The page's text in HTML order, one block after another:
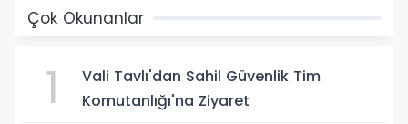
Çok Okunanlar
1
Vali Tavlı'dan Sahil Güvenlik Tim
Komutanlığı'na Ziyaret